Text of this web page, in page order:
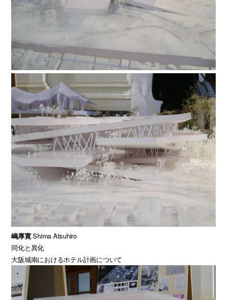
嶋厚寛Shima Atsuhiro
同化と異化
大阪城南におけるホテル計画について